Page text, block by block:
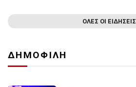
ΟΛΕΣ ΟΙ ΕΙΔΗΣΕΙΣ
ΔΗΜΟΦΙΛΗ